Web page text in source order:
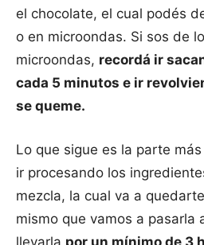
el chocolate, el cual podés
o en microondas. Si sos de
microondas, recordá ir
cada 5 minutos e ir
se queme.
Lo que sigue es la parte
ir procesando los
mezcla, la cual va a
mismo que vamos a pasarla